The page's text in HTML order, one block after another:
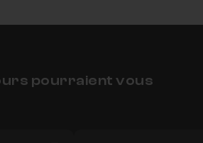
pourraient vous